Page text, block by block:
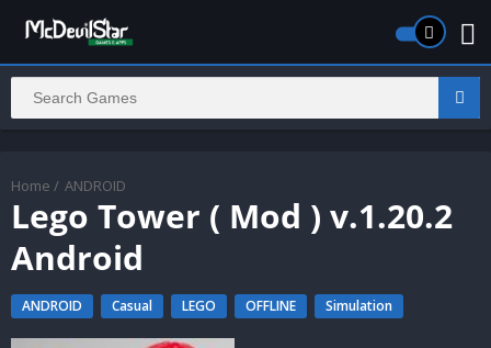
Home / ANDROID
Lego Tower ( Mod ) v.1.20.2
Android
ANDROID Casual LEGO OFFLINE Simulation